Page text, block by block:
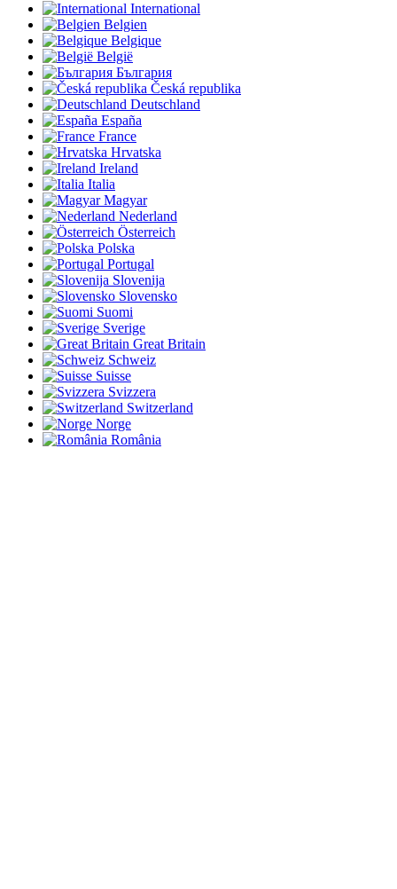
International
Belgien
Belgique
België
България
Česká republika
Deutschland
España
France
Hrvatska
Ireland
Italia
Magyar
Nederland
Österreich
Polska
Portugal
Slovenija
Slovensko
Suomi
Sverige
Great Britain
Schweiz
Suisse
Svizzera
Switzerland
Norge
România